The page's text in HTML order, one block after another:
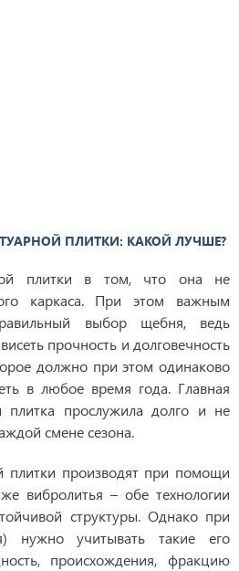
ПЛИТКИ: КАКОЙ ЛУЧШЕ?
плитки в том, что она не
каркаса. При этом важным
выбор щебня, ведь
прочность и долговечность
должно при этом одинаково
в любое время года. Главная
прослужила долго и не
смене сезона.
плитки производят при помощи
вибролитья – обе технологии
структуры. Однако при
нужно учитывать такие его
происхождения, фракцию